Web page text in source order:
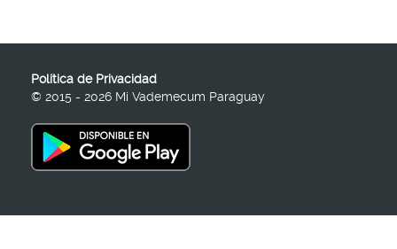
Política de Privacidad
© 2015 - 2026 Mi Vademecum Paraguay